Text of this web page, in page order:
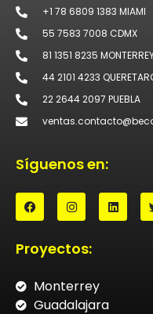
+1 78 6809 1383 MIAMI
55 7583 7008 CDMX
81 1351 8235
44 2101 4233
22 2644 2097 PUEBLA
Síguenos en:
Proyectos:
Monterrey
Guadalajara